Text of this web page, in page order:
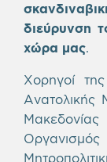
διεύρυνση
χώρα μας.
Χορηγοί
Ανατολικής